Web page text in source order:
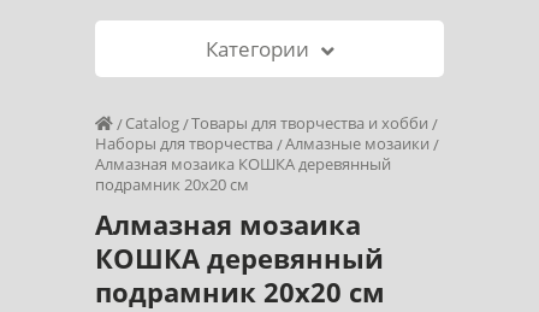
Категории
Catalog Товары для творчества и хобби
Наборы для творчества
Алмазные мозаики
Алмазная мозаика КОШКА деревянный
подрамник 20x20 см
Алмазная мозаика
КОШКА деревянный
подрамник 20x20 см